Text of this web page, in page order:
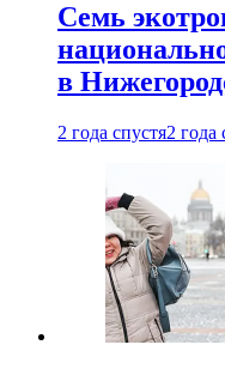
Семь
в
2 года спустя2 года